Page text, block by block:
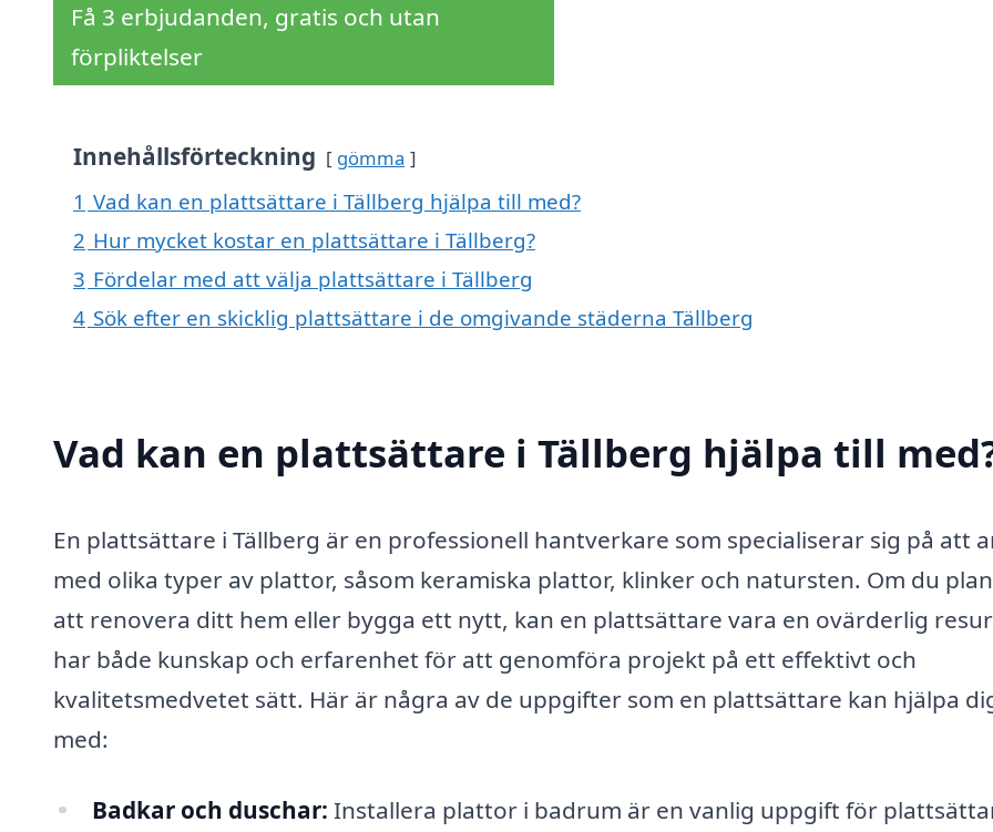
Få 3 erbjudanden, gratis och utan
förpliktelser
Innehållsförteckning gömma
1 Vad kan en plattsättare i Tällberg hjälpa till med?
2 Hur mycket kostar en plattsättare i Tällberg?
3 Fördelar med att välja plattsättare i Tällberg
4 Sök efter en skicklig plattsättare i de omgivande städerna Tällberg
Vad kan en plattsättare i Tällberg hjälpa till
En plattsättare i Tällberg är en professionell hantverkare som specialiserar sig på att
med olika typer av plattor, såsom keramiska plattor, klinker och natursten. Om du
att renovera ditt hem eller bygga ett nytt, kan en plattsättare vara en ovärderlig
har både kunskap och erfarenhet för att genomföra projekt på ett effektivt och
kvalitetsmedvetet sätt. Här är några av de uppgifter som en plattsättare kan hjälpa
med:
Badkar och duschar: Installera plattor i badrum är en vanlig uppgift för